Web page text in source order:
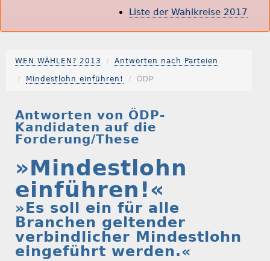
Liste der Wahlkreise 2017
WEN WÄHLEN? 2013 Antworten nach Parteien
Mindestlohn einführen! ÖDP
Antworten von ÖDP-
Kandidaten auf die
Forderung/These
»Mindestlohn
einführen!«
»Es soll ein für alle
Branchen geltender
verbindlicher Mindestlohn
eingeführt werden.«